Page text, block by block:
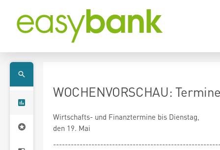
WOCHENVORSCHAU:
Wirtschafts- und Finanztermine bis Dienstag,
den 19. Mai